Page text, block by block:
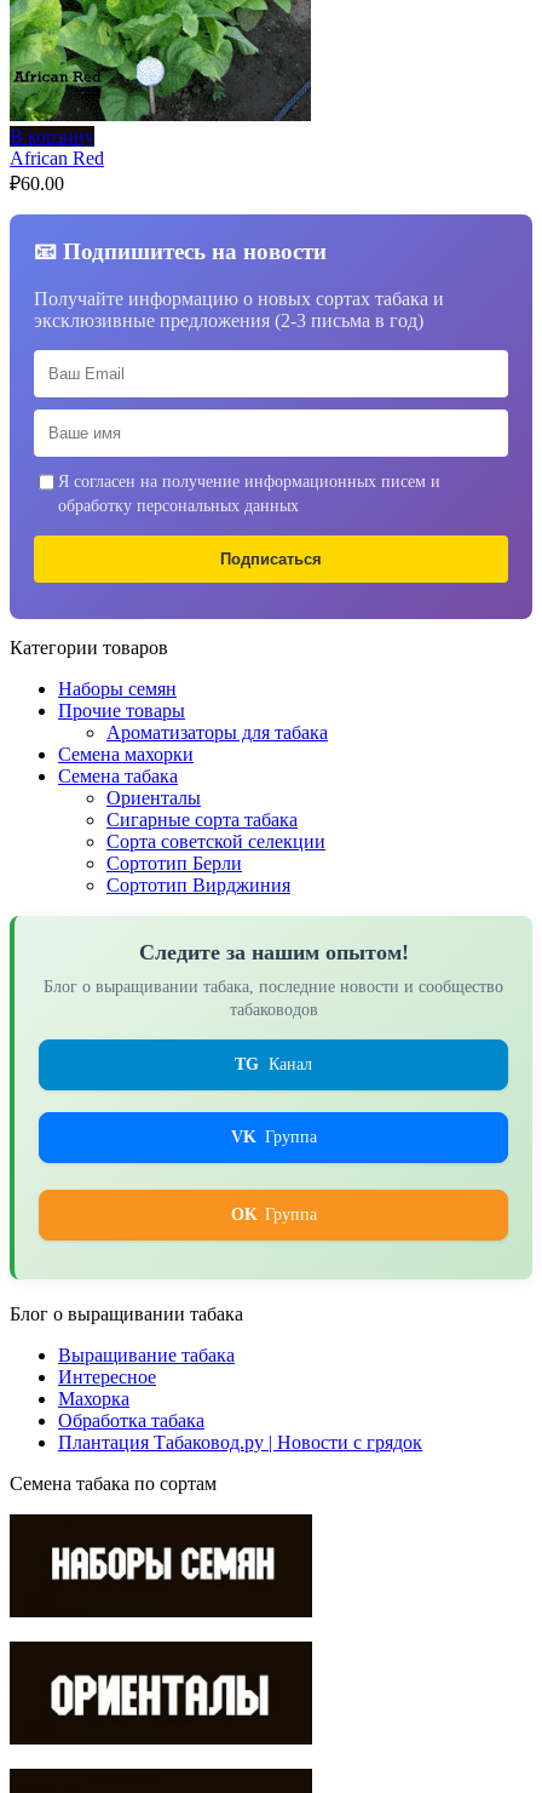
В корзину
African Red
₽60.00
📧 Подпишитесь на новости
Получайте информацию о новых сортах табака и
эксклюзивные предложения (2-3 письма в год)
Я согласен на получение информационных писем и
обработку персональных данных
Подписаться
Категории товаров
Наборы семян
Прочие товары
Ароматизаторы для табака
Семена махорки
Семена табака
Ориенталы
Сигарные сорта табака
Сорта советской селекции
Сортотип Берли
Сортотип Вирджиния
Следите за нашим опытом!
Блог о выращивании табака, последние новости и сообщество
табаководов
TG Канал
VK Группа
OK Группа
Блог о выращивании табака
Выращивание табака
Интересное
Махорка
Обработка табака
Плантация Табаковод.ру | Новости с грядок
Семена табака по сортам